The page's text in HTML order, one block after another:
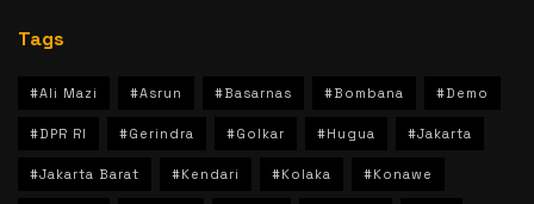
Tags
#Ali Mazi #Asrun #Basarnas #Bombana #Demo
#DPR RI #Gerindra #Golkar #Hugua #Jakarta
#Jakarta Barat #Kendari #Kolaka #Konawe